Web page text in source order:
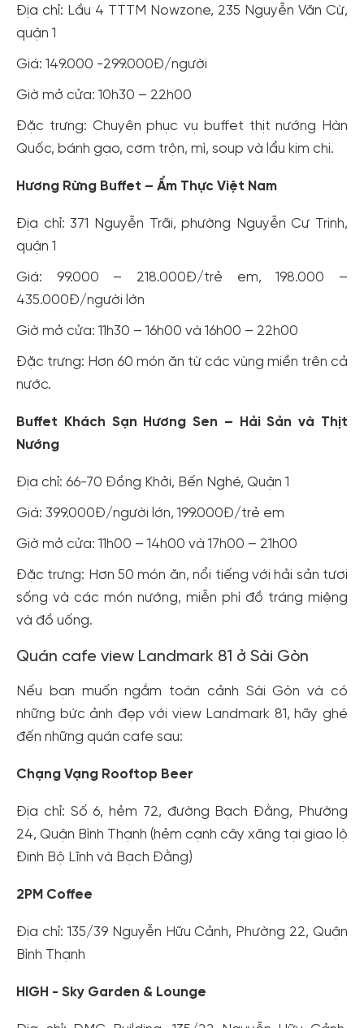
Địa chỉ: Lầu 4 TTTM Nowzone, 235 Nguyễn Văn Cừ,
quận 1
Giá: 149.000 -299.000Đ/người
Giờ mở cửa: 10h30 – 22h00
Đặc trưng: Chuyên phục vụ buffet thịt nướng Hàn
Quốc, bánh gạo, cơm trộn, mì, soup và lẩu kim chi.
Hương Rừng Buffet – Ẩm Thực Việt Nam
Địa chỉ: 371 Nguyễn Trãi, phường Nguyễn Cư Trinh,
quận 1
Giá: 99.000 – 218.000Đ/trẻ em, 198.000 –
435.000Đ/người lớn
Giờ mở cửa: 11h30 – 16h00 và 16h00 – 22h00
Đặc trưng: Hơn 60 món ăn từ các vùng miền trên cả
nước.
Buffet Khách Sạn Hương Sen – Hải Sản và Thịt
Nướng
Địa chỉ: 66-70 Đồng Khởi, Bến Nghé, Quận 1
Giá: 399.000Đ/người lớn, 199.000Đ/trẻ em
Giờ mở cửa: 11h00 – 14h00 và 17h00 – 21h00
Đặc trưng: Hơn 50 món ăn, nổi tiếng với hải sản tươi
sống và các món nướng, miễn phí đồ tráng miệng
và đồ uống.
Quán cafe view Landmark 81 ở Sài Gòn
Nếu bạn muốn ngắm toàn cảnh Sài Gòn và có
những bức ảnh đẹp với view Landmark 81, hãy ghé
đến những quán cafe sau:
Chạng Vạng Rooftop Beer
Địa chỉ: Số 6, hẻm 72, đường Bạch Đằng, Phường
24, Quận Bình Thạnh (hẻm cạnh cây xăng tại giao lộ
Đinh Bộ Lĩnh và Bạch Đằng)
2PM Coffee
Địa chỉ: 135/39 Nguyễn Hữu Cảnh, Phường 22, Quận
Bình Thạnh
HIGH - Sky Garden & Lounge